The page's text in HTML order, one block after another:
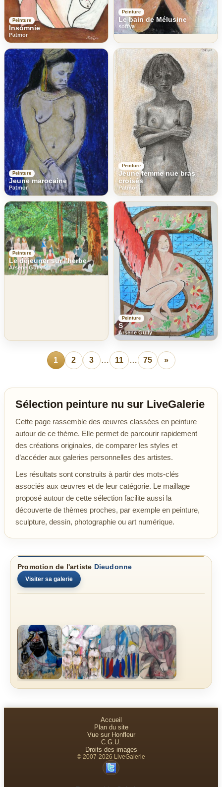
Peinture
Insomnie
Patmor
Peinture
Le bain de Mélusine
soffya
Peinture
Jeune marocaine
Patmor
Peinture
Jeune femme nue bras
croisés
Patmor
Peinture
Le déjeuner sur l'herbe
Arsene Gully
Peinture
S
Arsene Gully
1 2 3 … 11 … 75 »
Sélection peinture nu sur LiveGalerie
Cette page rassemble des œuvres classées en peinture
autour de ce thème. Elle permet de parcourir rapidement
des créations originales, de comparer les styles et
d’accéder aux galeries personnelles des artistes.
Les résultats sont construits à partir des mots-clés
associés aux œuvres et de leur catégorie. Le maillage
proposé autour de cette sélection facilite aussi la
découverte de thèmes proches, par exemple en peinture,
sculpture, dessin, photographie ou art numérique.
Promotion de l'artiste Dieudonne
Visiter sa galerie
Accueil
Plan du site
Vue sur Honfleur
C.G.U.
Droits des images
© 2007-2026 LiveGalerie